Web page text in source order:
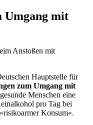
Umgang mit
Hauptstelle für
zum Umgang mit
Menschen eine
pro Tag bei
Konsum«.